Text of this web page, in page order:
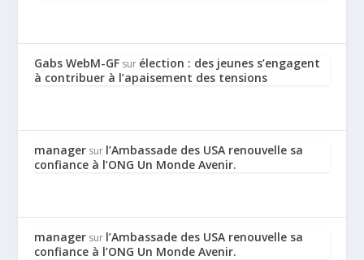
Gabs WebM-GF sur élection : des jeunes s’engagent
à contribuer à l’apaisement des tensions
manager sur l’Ambassade des USA renouvelle sa
confiance à l’ONG Un Monde Avenir.
manager sur l’Ambassade des USA renouvelle sa
confiance à l’ONG Un Monde Avenir.